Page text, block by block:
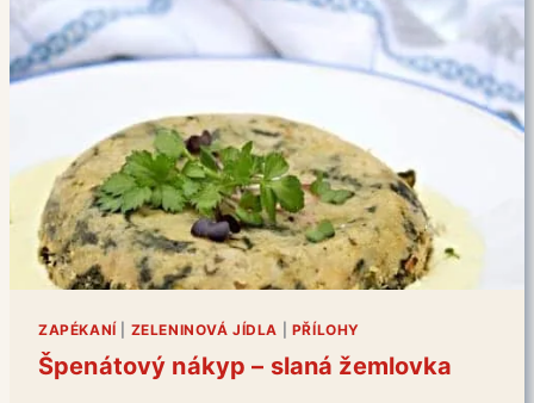
ZAPÉKANÍ ZELENINOVÁ JÍDLA PŘÍLOHY
Špenátový nákyp – slaná žemlovka